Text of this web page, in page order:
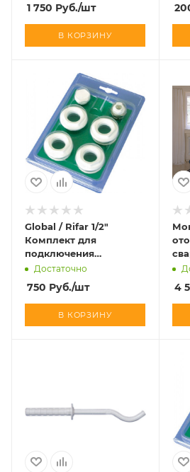
1 750 Руб./шт
В КОРЗИНУ
Global / Rifar 1/2"
Комплект для
подключения
радиатора
Достаточно
750 Руб./шт
В КОРЗИНУ
4